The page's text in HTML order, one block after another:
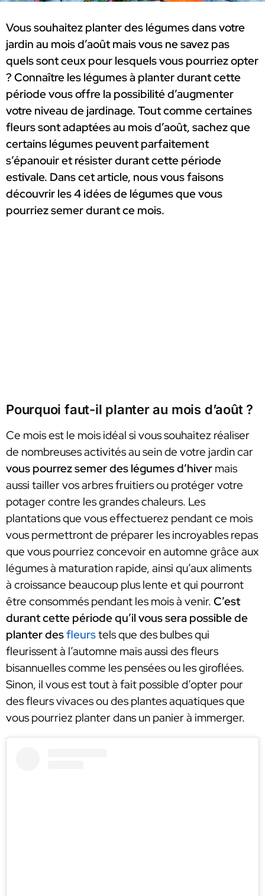
Vous souhaitez planter des légumes dans votre
jardin au mois d’août mais vous ne savez pas
quels sont ceux pour lesquels vous pourriez opter
? Connaître les légumes à planter durant cette
période vous offre la possibilité d’augmenter
votre niveau de jardinage. Tout comme certaines
fleurs sont adaptées au mois d’août, sachez que
certains légumes peuvent parfaitement
s’épanouir et résister durant cette période
estivale. Dans cet article, nous vous faisons
découvrir les 4 idées de légumes que vous
pourriez semer durant ce mois.
Pourquoi faut-il planter au mois d’août ?
Ce mois est le mois idéal si vous souhaitez réaliser
de nombreuses activités au sein de votre jardin car
vous pourrez semer des légumes d’hiver mais
aussi tailler vos arbres fruitiers ou protéger votre
potager contre les grandes chaleurs. Les
plantations que vous effectuerez pendant ce mois
vous permettront de préparer les incroyables repas
que vous pourriez concevoir en automne grâce aux
légumes à maturation rapide, ainsi qu’aux aliments
à croissance beaucoup plus lente et qui pourront
être consommés pendant les mois à venir. C’est
durant cette période qu’il vous sera possible de
planter desfleurstels que des bulbes qui
fleurissent à l’automne mais aussi des fleurs
bisannuelles comme les pensées ou les giroflées.
Sinon, il vous est tout à fait possible d’opter pour
des fleurs vivaces ou des plantes aquatiques que
vous pourriez planter dans un panier à immerger.